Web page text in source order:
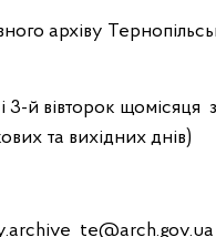
архіву
3-й вівторок щомісяця
та вихідних днів)